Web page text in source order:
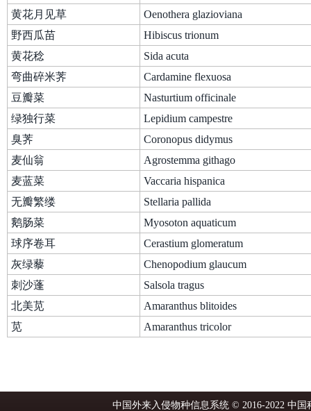
黄花月见草
Oenothera glazioviana
野西瓜苗
Hibiscus trionum
黄花稔
Sida acuta
弯曲碎米荠
Cardamine flexuosa
豆瓣菜
Nasturtium officinale
绿独行菜
Lepidium campestre
臭荠
Coronopus didymus
麦仙翁
Agrostemma githago
麦蓝菜
Vaccaria hispanica
无瓣繁缕
Stellaria pallida
鹅肠菜
Myosoton aquaticum
球序卷耳
Cerastium glomeratum
灰绿藜
Chenopodium glaucum
刺沙蓬
Salsola tragus
北美苋
Amaranthus blitoides
苋
Amaranthus tricolor
中国外来入侵物种信息系统 © 2016-2022 中